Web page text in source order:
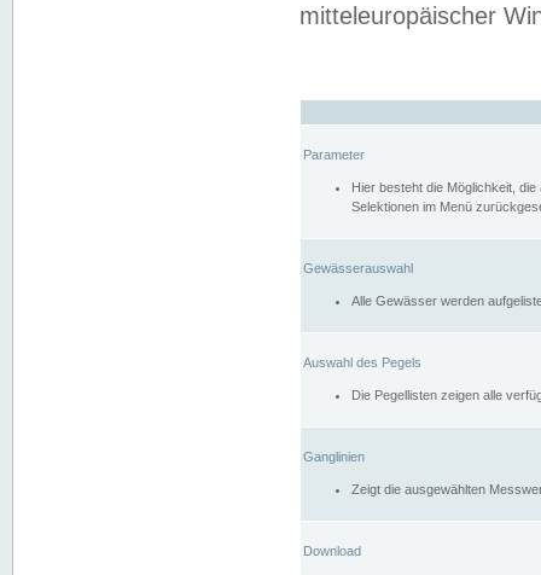
mitteleuropäischer
Parameter
Hier besteht die Möglichkeit,
Selektionen im Menü
Gewässerauswahl
Alle Gewässer werden
Auswahl des Pegels
Die Pegellisten zeigen alle
Ganglinien
Zeigt die ausgewählten
Download